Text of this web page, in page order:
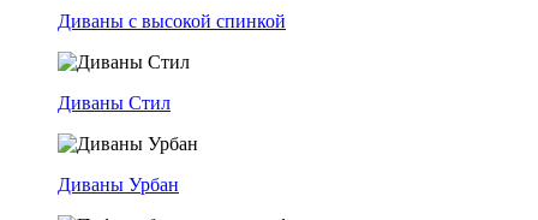
Диваны с высокой спинкой
Диваны Стил
Диваны Урбан